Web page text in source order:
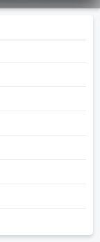
记忆。白日里认为沈青
后，陈三死遁，太子
，却把一个小寡妇幽
着脸逼近：你给我
.说